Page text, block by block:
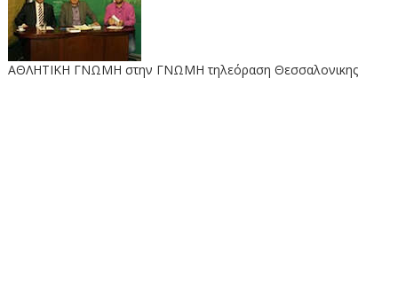
ΑΘΛΗΤΙΚΗ ΓΝΩΜΗ στην ΓΝΩΜΗ τηλεόραση Θεσσαλονικης